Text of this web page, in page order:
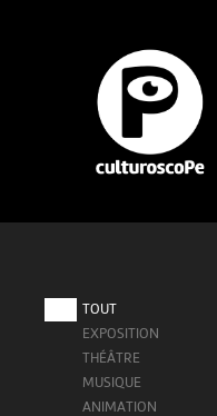
TOUT
EXPOSITION
THÉÂTRE
MUSIQUE
ANIMATION